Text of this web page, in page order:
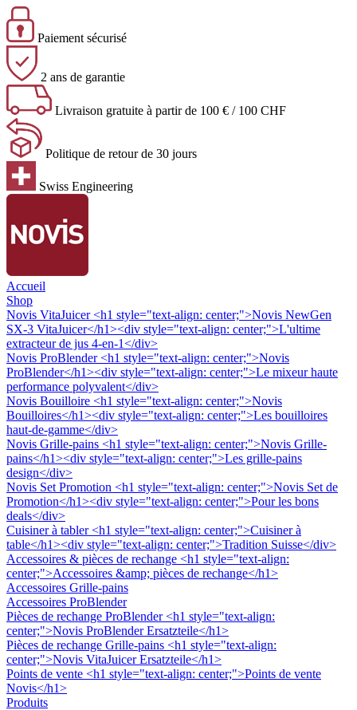
Paiement sécurisé
2 ans de garantie
Livraison gratuite à partir de 100 € / 100 CHF
Politique de retour de 30 jours
Swiss Engineering
Accueil
Shop
Novis VitaJuicer <h1 style="text-align: center;">Novis NewGen
SX-3 VitaJuicer</h1><div style="text-align: center;">L'ultime
extracteur de jus 4-en-1</div>
Novis ProBlender <h1 style="text-align: center;">Novis
ProBlender</h1><div style="text-align: center;">Le mixeur haute
performance polyvalent</div>
Novis Bouilloire <h1 style="text-align: center;">Novis
Bouilloires</h1><div style="text-align: center;">Les bouilloires
haut-de-gamme</div>
Novis Grille-pains <h1 style="text-align: center;">Novis Grille-
pains</h1><div style="text-align: center;">Les grille-pains
design</div>
Novis Set Promotion <h1 style="text-align: center;">Novis Set de
Promotion</h1><div style="text-align: center;">Pour les bons
deals</div>
Cuisiner à tabler <h1 style="text-align: center;">Cuisiner à
table</h1><div style="text-align: center;">Tradition Suisse</div>
Accessoires & pièces de rechange <h1 style="text-align:
center;">Accessoires &amp; pièces de rechange</h1>
Accessoires Grille-pains
Accessoires ProBlender
Pièces de rechange ProBlender <h1 style="text-align:
center;">Novis ProBlender Ersatzteile</h1>
Pièces de rechange Grille-pains <h1 style="text-align:
center;">Novis VitaJuicer Ersatzteile</h1>
Points de vente <h1 style="text-align: center;">Points de vente
Novis</h1>
Produits